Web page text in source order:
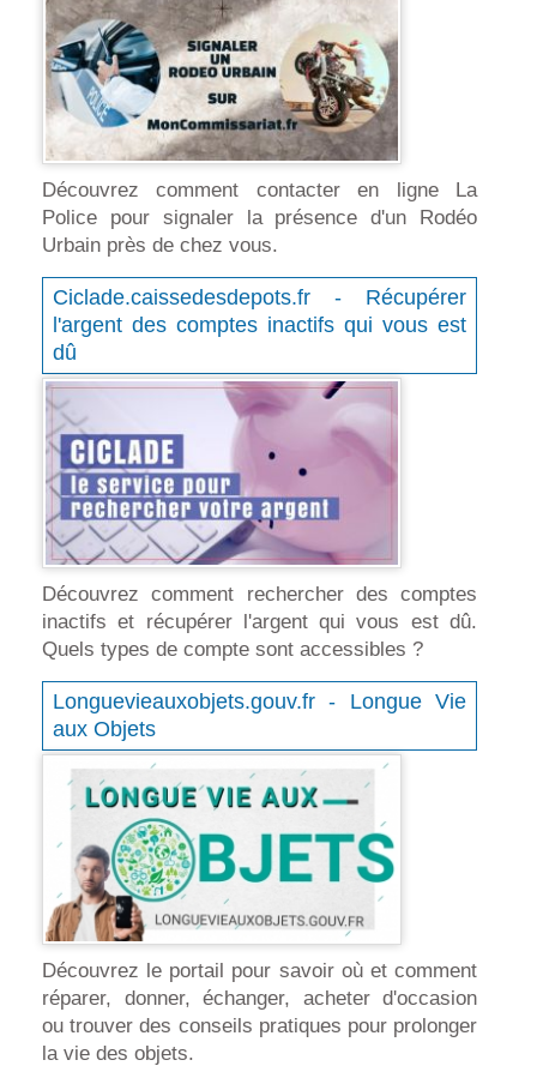
Découvrez comment contacter en ligne La
Police pour signaler la présence d'un Rodéo
Urbain près de chez vous.
Ciclade.caissedesdepots.fr - Récupérer
l'argent des comptes inactifs qui vous est
dû
Découvrez comment rechercher des comptes
inactifs et récupérer l'argent qui vous est dû.
Quels types de compte sont accessibles ?
Longuevieauxobjets.gouv.fr - Longue Vie
aux Objets
Découvrez le portail pour savoir où et comment
réparer, donner, échanger, acheter d'occasion
ou trouver des conseils pratiques pour prolonger
la vie des objets.